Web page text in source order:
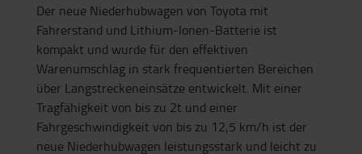
Der neue Niederhubwagen von Toyota mit
Fahrerstand und Lithium-Ionen-Batterie ist
kompakt und wurde für den effektiven
Warenumschlag in stark frequentierten Bereichen
über Langstreckeneinsätze entwickelt. Mit einer
Tragfähigkeit von bis zu 2t und einer
Fahrgeschwindigkeit von bis zu 12,5 km/h ist der
neue Niederhubwagen leistungsstark und leicht zu